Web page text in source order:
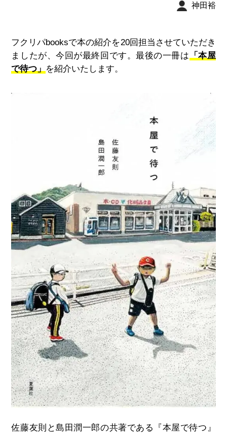
神田裕
フクリパbooksで本の紹介を20回担当させていただき
ましたが、今回が最終回です。最後の一冊は「本屋
で待つ」を紹介いたします。
佐藤友則と島田潤一郎の共著である『本屋で待つ』